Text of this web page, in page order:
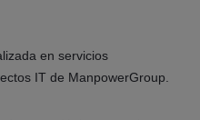
en servicios
IT de ManpowerGroup.